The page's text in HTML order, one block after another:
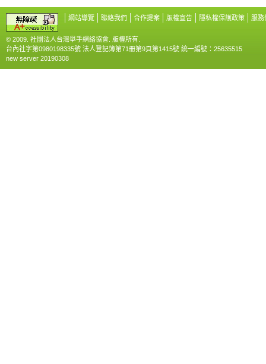
網站導覽 聯絡我們 合作提案 版權宣告 隱私權保護政策 服務
© 2009. 社團法人台灣舉手網絡協會. 版權所有.
台內社字第0980198335號 法人登記簿第71冊第9頁第1415號 統一編號：25635515
new server 20190308